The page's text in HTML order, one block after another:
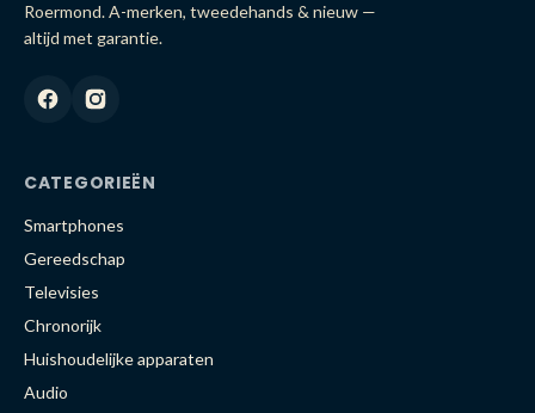
Roermond. A-merken, tweedehands & nieuw —
altijd met garantie.
CATEGORIEËN
Smartphones
Gereedschap
Televisies
Chronorijk
Huishoudelijke apparaten
Audio